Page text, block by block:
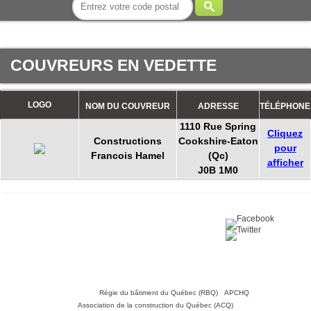
COUVREURS EN VEDETTE
LOGO NOM DU COUVREUR ADRESSE TÉLÉPHONE
Constructions
Francois Hamel
1110 Rue Spring
Cookshire-Eaton
(Qc)
J0B 1M0
Cliquez
pour
afficher
Régie du bâtiment du Québec (RBQ)• APCHQ•
Association de la construction du Québec (ACQ)